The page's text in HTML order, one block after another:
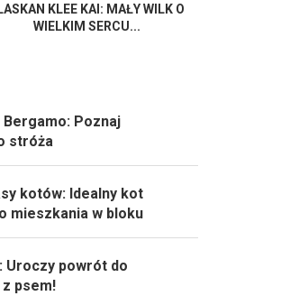
KLEE KAI: MAŁY WILK O
WIELKIM SERCU...
Poznaj
stróża
kotów: Idealny kot
mieszkania w bloku
Uroczy powrót do
psem!